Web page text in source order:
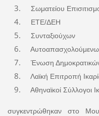
Σωματείου
ΕΤΕ/ΔΕΗ
Συνταξιούχων
Ένωση Δημοκρατικών
Λαϊκή Επιτροπή
Αθηναϊκοί Σύλλογοι
συγκεντρώθηκαν στο